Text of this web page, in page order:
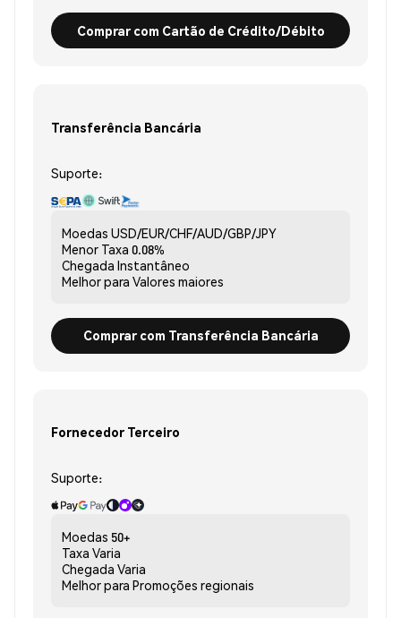
Comprar com Cartão de Crédito/Débito
Transferência Bancária
Suporte:
Moedas USD/EUR/CHF/AUD/GBP/JPY
Menor Taxa 0.08%
Chegada Instantâneo
Melhor para Valores maiores
Comprar com Transferência Bancária
Fornecedor Terceiro
Suporte:
Moedas 50+
Taxa Varia
Chegada Varia
Melhor para Promoções regionais